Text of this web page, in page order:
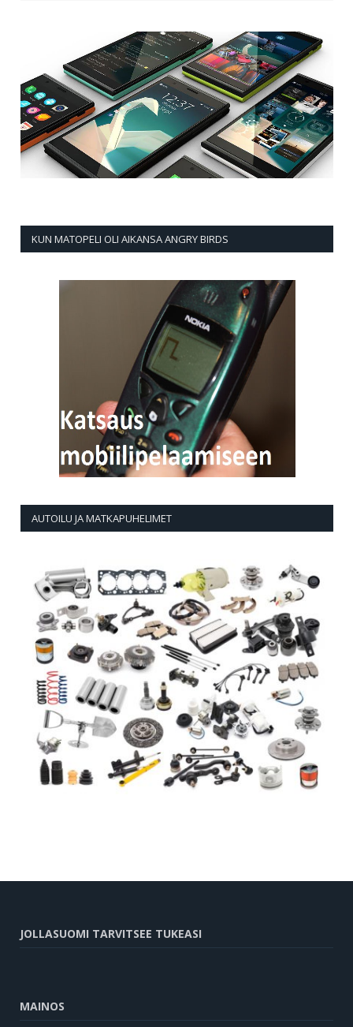
KUN MATOPELI OLI AIKANSA ANGRY BIRDS
AUTOILU JA MATKAPUHELIMET
JOLLASUOMI TARVITSEE TUKEASI
MAINOS